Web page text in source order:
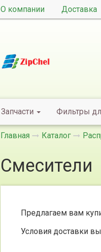
О компании Доставка
Запчасти Фильтры
Главная Каталог
Смесители
Предлагаем вам
Условия доставки